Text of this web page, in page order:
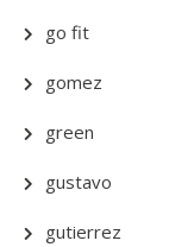
go fit
gomez
green
gustavo
gutierrez